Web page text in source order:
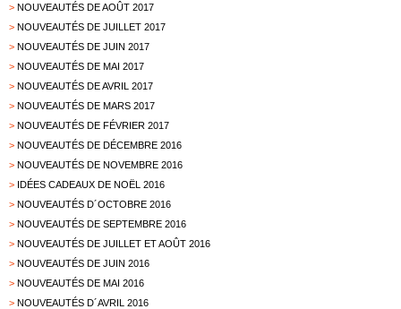
> NOUVEAUTÉS DE AOÛT 2017
> NOUVEAUTÉS DE JUILLET 2017
> NOUVEAUTÉS DE JUIN 2017
> NOUVEAUTÉS DE MAI 2017
> NOUVEAUTÉS DE AVRIL 2017
> NOUVEAUTÉS DE MARS 2017
> NOUVEAUTÉS DE FÉVRIER 2017
> NOUVEAUTÉS DE DÉCEMBRE 2016
> NOUVEAUTÉS DE NOVEMBRE 2016
> IDÉES CADEAUX DE NOËL 2016
> NOUVEAUTÉS D´OCTOBRE 2016
> NOUVEAUTÉS DE SEPTEMBRE 2016
> NOUVEAUTÉS DE JUILLET ET AOÛT 2016
> NOUVEAUTÉS DE JUIN 2016
> NOUVEAUTÉS DE MAI 2016
> NOUVEAUTÉS D´AVRIL 2016